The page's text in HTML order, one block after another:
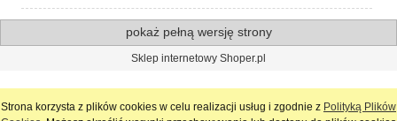
Strona korzysta z plików cookies w celu realizacji usług i zgodnie z Polityką Plików
pokaż pełną wersję strony
Sklep internetowy Shoper.pl